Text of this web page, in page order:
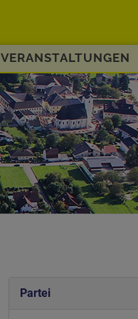
VERANSTALTUNGEN
Partei